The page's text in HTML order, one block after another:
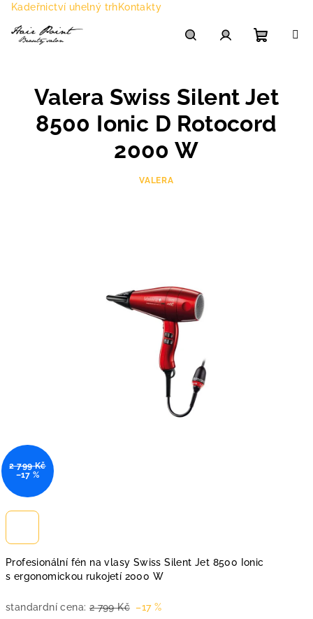
Přejít
obsah
Kadeřnictví uhelný trhKontakty
košík
Profesionální fén na vlasy Swiss Silent Jet 8500 Ionic
s ergonomickou rukojetí 2000 W
standardní cena: 2 799 Kč –17 %
Valera Swiss Silent Jet
8500 Ionic D Rotocord
2000 W
VALERA
2 799 Kč
–17 %